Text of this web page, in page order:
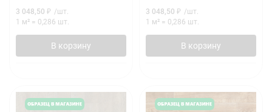
3 048,50 ₽ /шт.
1 м² = 0,286 шт.
В корзину
3 048,50 ₽ /шт.
1 м² = 0,286 шт.
В корзину